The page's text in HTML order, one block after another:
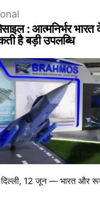
: आत्मनिर्भर भारत
है बड़ी उपलब्धि
दिल्ली, 12 जून — भारत और